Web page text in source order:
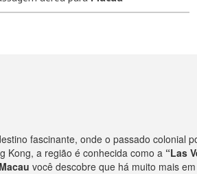
fascinante, onde o passado colonial
Kong, a região é conhecida como a “Las
você descobre que há muito mais